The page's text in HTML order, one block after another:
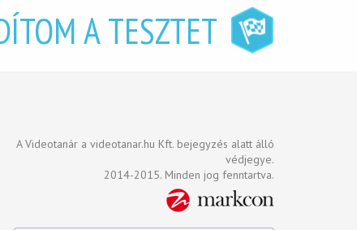
A TESZTET
A Videotanár a videotanar.hu Kft. bejegyzés alatt álló
védjegye.
2014-2015. Minden jog fenntartva.